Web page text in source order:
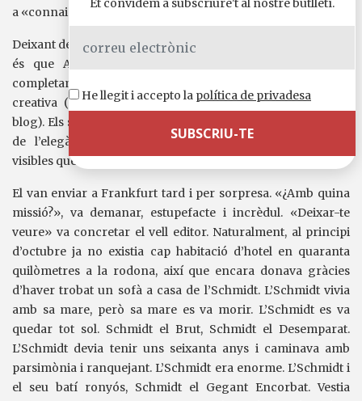
a «connaisseurs».
Deixant de banda gustos i arguments, el que no es pot negar
és que Adam ha començat a publicar quan ja tenia
completament dominats els fonaments de l’escriptura
creativa (avantatges de fer exercicis de digitació en un
blog). Els seus textos presenten aquells dons insubstituïbles
de l’elegància i la intel·ligència narratives; enlloc més
visibles que a «Chico estropeado» i a «La literatura».
El van enviar a Frankfurt tard i per sorpresa. «¿Amb quina
missió?», va demanar, estupefacte i incrèdul. «Deixar-te
veure» va concretar el vell editor. Naturalment, al principi
d’octubre ja no existia cap habitació d’hotel en quaranta
quilòmetres a la rodona, així que encara donava gràcies
d’haver trobat un sofà a casa de l’Schmidt. L’Schmidt vivia
amb sa mare, però sa mare es va morir. L’Schmidt es va
quedar tot sol. Schmidt el Brut, Schmidt el Desemparat.
L’Schmidt devia tenir uns seixanta anys i caminava amb
parsimònia i ranquejant. L’Schmidt era enorme. L’Schmidt i
el seu batí ronyós, Schmidt el Gegant Encorbat. Vestia
He llegit i accepto la política de privadesa